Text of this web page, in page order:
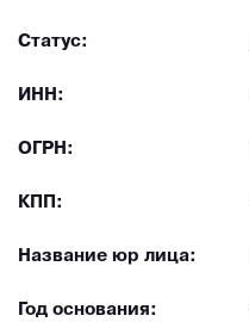
Статус:
ИНН:
ОГРН:
КПП:
Название юр лица:
Год основания: